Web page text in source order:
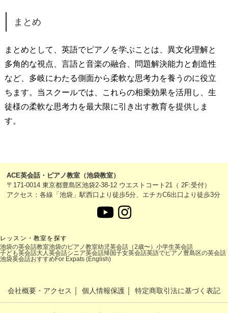
まとめ
まとめとして、英語でピアノを学ぶことは、異文化理解と
多角的な視点、言語と音楽の融合、問題解決能力と創造性
など、多岐にわたる側面から柔軟な思考力を養うのに役立
ちます。当スクールでは、これらの相乗効果を活用し、生
徒様の柔軟な思考力を最大限に引き出す教育を提供しま
す。
ACE英会話・ピアノ教室（池袋教室）
〒171-0014 東京都豊島区池袋2-38-12 ウエストコート21（ 2F:受付）
アクセス：各線「池袋」駅西口より徒歩5分、エチカC6出口より徒歩3分
レッスン・教室を探す
池袋の英会話教室池袋のピアノ教室幼児英会話（2歳〜） 小学生英会話
子ども英会話大人英会話シニア英会話帰国子女英会話英語でピアノ 豊島区の英会話
池袋英会話おすすめFor Expats (English)
会社概要・アクセス 個人情報保護 特定商取引法に基づく表記